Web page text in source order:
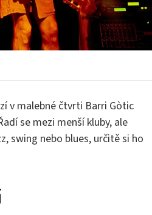
v malebné čtvrti Barri Gòtic
se mezi menší kluby, ale
swing nebo blues, určitě si ho